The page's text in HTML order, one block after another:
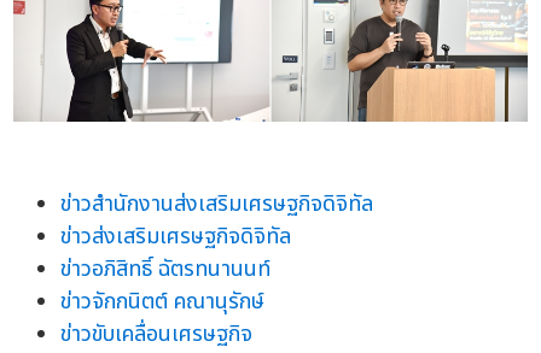
ข่าวสำนักงานส่งเสริมเศรษฐกิจดิจิทัล
ข่าวส่งเสริมเศรษฐกิจดิจิทัล
ข่าวอภิสิทธิ์ ฉัตรทนานนท์
ข่าวจักกนิตต์ คณานุรักษ์
ข่าวขับเคลื่อนเศรษฐกิจ